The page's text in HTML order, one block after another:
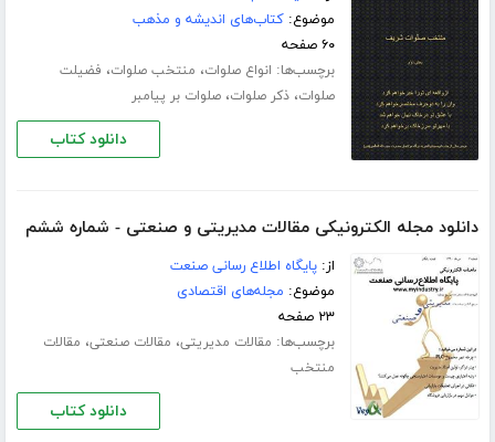
موضوع:کتاب‌های اندیشه و مذهب
۶۰ صفحه
برچسب‌ها: انواع صلوات، منتخب صلوات، فضیلت
صلوات،ذکر صلوات،صلوات بر پیامبر
دانلود کتاب
دانلود مجله الکترونیکی مقالات مدیریتی و صنعتی - شماره ششم
از:پایگاه اطلاع رسانی صنعت
موضوع: مجله‌های اقتصادی
۲۳ صفحه
برچسب‌ها: مقالات مدیریتی، مقالات صنعتی، مقالات
منتخب
دانلود کتاب